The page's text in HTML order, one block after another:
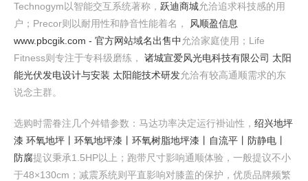
Technogym以智能交互系统著称， 跃迪商城允洽追求科技感的用
户；Precor则以耐用性和静音性能着名，
风顺盈信息
www.pbcgik.com - 官方网站域名出售中 允洽家庭使用；Life
Fitness则专注于专科级磨练， 诸城宣爱风光电科技有限公司 太阳
能光伏发电设计与安装 太阳能技术研发允洽有较高通顺需求的东
说念主群。
选购时需眷注几个舛错参数：马达功率决定运行褂讪性， 绍兴地坪
漆 环氧地坪丨环氧地坪漆丨环氧树脂地坪漆丨自流平丨防静电丨
防腐提议秉承1.5HP以上；跑带尺寸影响通顺体验，一般提议不小
于48×130cm；减震系统则平直影响对膝盖的保护，优质品牌频繁